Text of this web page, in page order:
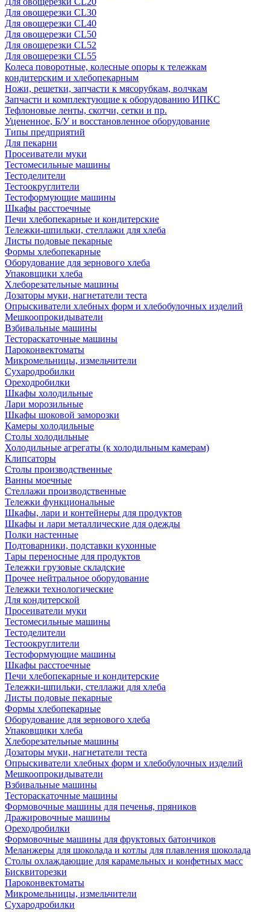
Для овощерезки CL30
Для овощерезки CL40
Для овощерезки CL50
Для овощерезки CL52
Для овощерезки CL55
Колеса поворотные, колесные опоры к тележкам
кондитерским и хлебопекарным
Ножи, решетки, запчасти к мясорубкам, волчкам
Запчасти и комплектующие к оборудованию ИПКС
Тефлоновые ленты, скотчи, сетки и пр.
Уцененное, Б/У и восстановленное оборудование
Типы предприятий
Для пекарни
Просеиватели муки
Тестомесильные машины
Тестоделители
Тестоокруглители
Тестоформующие машины
Шкафы расстоечные
Печи хлебопекарные и кондитерские
Тележки-шпильки, стеллажи для хлеба
Листы подовые пекарные
Формы хлебопекарные
Оборудование для зернового хлеба
Упаковщики хлеба
Хлеборезательные машины
Дозаторы муки, нагнетатели теста
Опрыскиватели хлебных форм и хлебобулочных изделий
Мешкоопрокидыватели
Взбивальные машины
Тестораскаточные машины
Пароконвектоматы
Микромельницы, измельчители
Сухародробилки
Ореходробилки
Шкафы холодильные
Лари морозильные
Шкафы шоковой заморозки
Камеры холодильные
Столы холодильные
Холодильные агрегаты (к холодильным камерам)
Клипсаторы
Столы производственные
Ванны моечные
Стеллажи производственные
Тележки функциональные
Шкафы, лари и контейнеры для продуктов
Шкафы и лари металлические для одежды
Полки настенные
Подтоварники, подставки кухонные
Тары переносные для продуктов
Тележки грузовые складские
Прочее нейтральное оборудование
Тележки технологические
Для кондитерской
Просеиватели муки
Тестомесильные машины
Тестоделители
Тестоокруглители
Тестоформующие машины
Шкафы расстоечные
Печи хлебопекарные и кондитерские
Тележки-шпильки, стеллажи для хлеба
Листы подовые пекарные
Формы хлебопекарные
Оборудование для зернового хлеба
Упаковщики хлеба
Хлеборезательные машины
Дозаторы муки, нагнетатели теста
Опрыскиватели хлебных форм и хлебобулочных изделий
Мешкоопрокидыватели
Взбивальные машины
Тестораскаточные машины
Формовочные машины для печенья, пряников
Дражировочные машины
Ореходробилки
Формовочные машины для фруктовых батончиков
Меланжеры для шоколада и котлы для плавления шоколада
Столы охлаждающие для карамельных и конфетных масс
Бисквиторезки
Пароконвектоматы
Микромельницы, измельчители
Сухародробилки